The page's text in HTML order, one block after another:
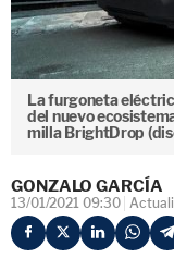
La furgoneta
del nuevo
milla BrightDrop
GONZALO GARCÍA
13/01/2021 09:30